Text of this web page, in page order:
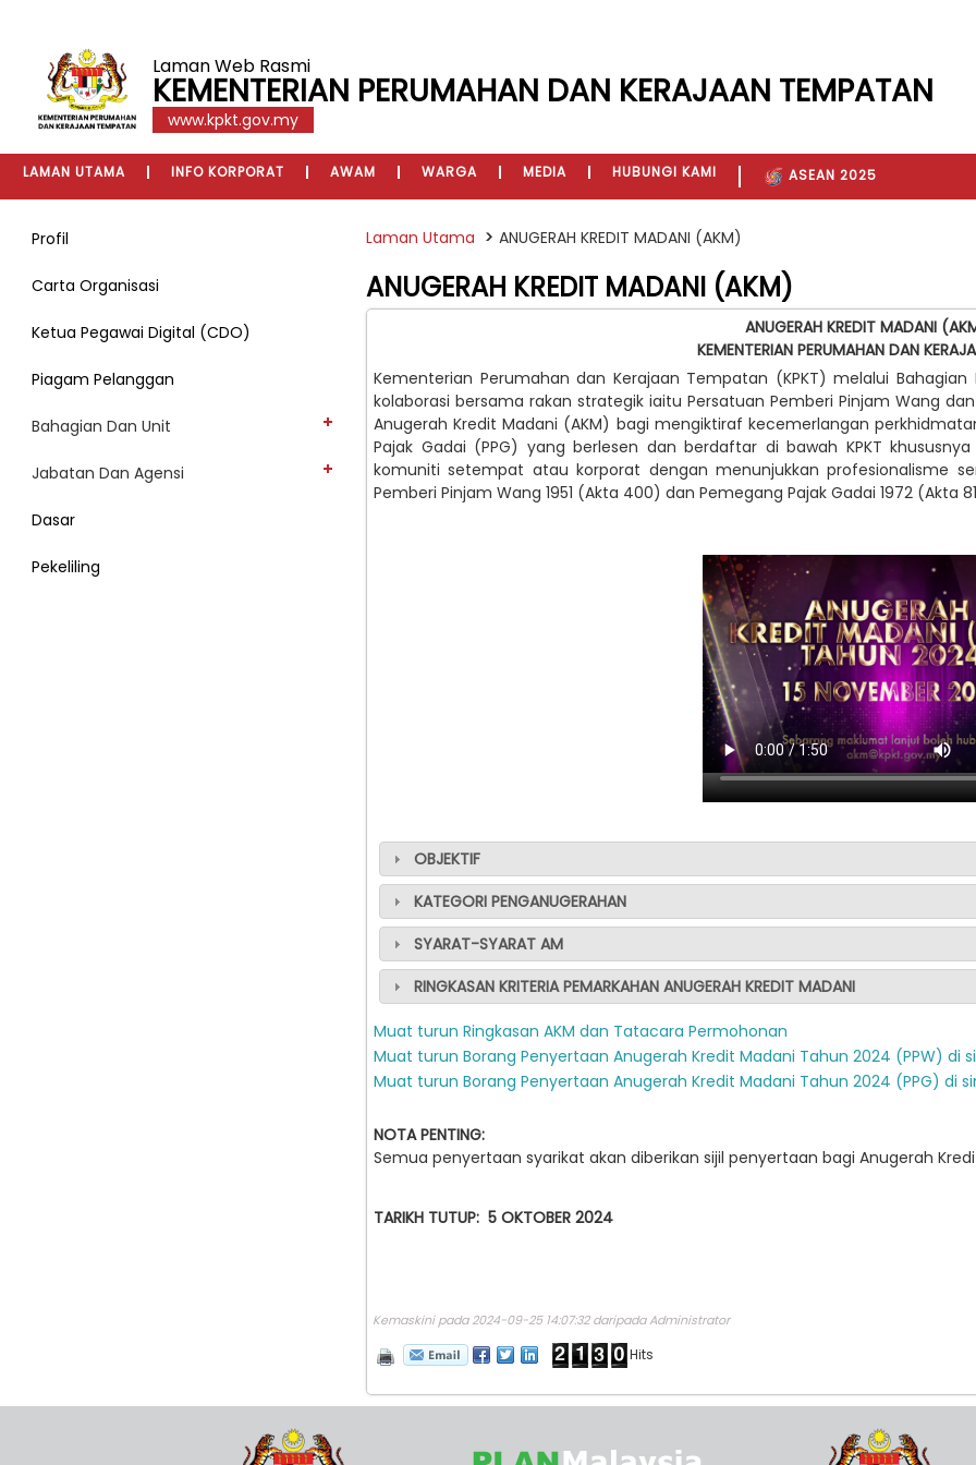
Laman Web Rasmi
KEMENTERIAN PERUMAHAN DAN KERAJAAN TEMPATAN
www.kpkt.gov.my
LAMAN UTAMA INFO KORPORAT AWAM WARGA MEDIA HUBUNGI KAMI ASEAN 2025
Profil
Carta Organisasi
Ketua Pegawai Digital (CDO)
Piagam Pelanggan
Bahagian Dan Unit
Jabatan Dan Agensi
Dasar
Pekeliling
Laman Utama ANUGERAH KREDIT MADANI (AKM)
ANUGERAH KREDIT MADANI (AKM)
ANUGERAH KREDIT MADANI
KEMENTERIAN PERUMAHAN DAN
Kementerian Perumahan dan Kerajaan Tempatan (KPKT) melalui
kolaborasi bersama rakan strategik iaitu Persatuan Pemberi Pinjam Wang
Anugerah Kredit Madani (AKM) bagi mengiktiraf kecemerlangan
Pajak Gadai (PPG) yang berlesen dan berdaftar di bawah KPKT
komuniti setempat atau korporat dengan menunjukkan profesionalisme
Pemberi Pinjam Wang 1951 (Akta 400) dan Pemegang Pajak Gadai 1972 (Akta
OBJEKTIF
KATEGORI PENGANUGERAHAN
SYARAT-SYARAT AM
RINGKASAN KRITERIA PEMARKAHAN ANUGERAH KREDIT MADANI
Muat turun Ringkasan AKM dan Tatacara Permohonan
Muat turun Borang Penyertaan Anugerah Kredit Madani Tahun 2024 (PPW) di
Muat turun Borang Penyertaan Anugerah Kredit Madani Tahun 2024 (PPG) di
NOTA PENTING:
Semua penyertaan syarikat akan diberikan sijil penyertaan bagi Anugerah
TARIKH TUTUP: 5 OKTOBER 2024
Kemaskini pada 2024-09-25 14:07:32 daripada Administrator
Hits